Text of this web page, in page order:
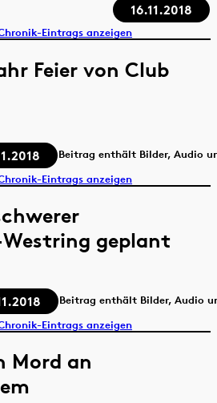
16.11.2018
Eintrags anzeigen
Feier von Club
Beitrag enthält Bilder, Audio
Eintrags anzeigen
geplant
Beitrag enthält Bilder, Audio
Eintrags anzeigen
Mord an